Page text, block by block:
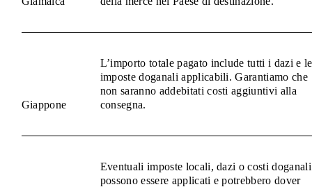
Giappone
L’importo totale pagato include tutti i dazi e le
imposte doganali applicabili. Garantiamo che
non saranno addebitati costi aggiuntivi alla
consegna.
Eventuali imposte locali, dazi o costi doganali
possono essere applicati e potrebbero dover